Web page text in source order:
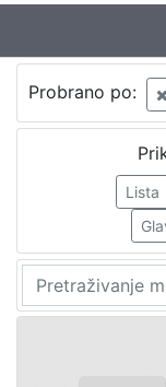
Probrano po:
Lista